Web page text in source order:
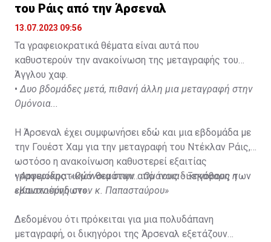
του Ράις από την Άρσεναλ
13.07.2023 09:56
Τα γραφειοκρατικά θέματα είναι αυτά που
καθυστερούν την ανακοίνωση της μεταγραφής του
Άγγλου χαφ.
•Δυο βδομάδες μετά, πιθανή άλλη μια μεταγραφή στην
Ομόνοια...
Η Άρσεναλ έχει συμφωνήσει εδώ και μια εβδομάδα με
την Γουέστ Χαμ για την μεταγραφή του Ντέκλαν Ράις,
ωστόσο η ανακοίνωση καθυστερεί εξαιτίας
γραφειοκρατικών θεμάτων από τους δικηγόρους των
«Κανονιέρηδων».
•Αργυρίδης: «Ομόνοια στην... Ομόνοια - Ξεκάθαρη η
εμπιστοσύνη στον κ. Παπασταύρου»
Δεδομένου ότι πρόκειται για μια πολυδάπανη
μεταγραφή, οι δικηγόροι της Άρσεναλ εξετάζουν